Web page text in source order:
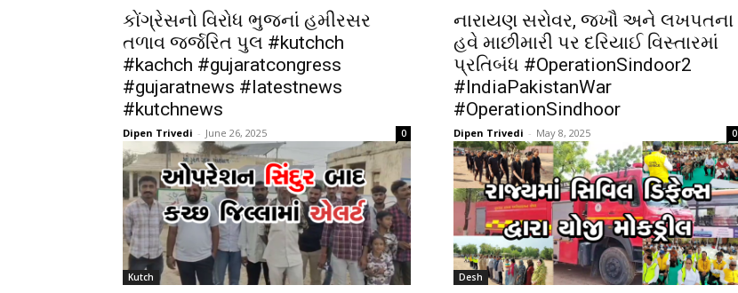
કોંગ્રેસનો વિરોધ ભુજનાં હમીરસર
તળાવ જર્જરિત પુલ #kutchch
#kachch #gujaratcongress
#gujaratnews #latestnews
#kutchnews
Dipen Trivedi - June 26, 2025 0
નારાયણ સરોવર, જખૌ અને લખપતના
હવે માછીમારી પર દરિયાઈ વિસ્તારમાં
પ્રતિબંધ #OperationSindoor2
#IndiaPakistanWar
#OperationSindhoor
Dipen Trivedi - May 8, 2025 0
Kutch Desh